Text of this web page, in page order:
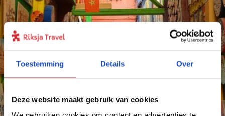
Toestemming Details Over
Deze website maakt gebruik van cookies